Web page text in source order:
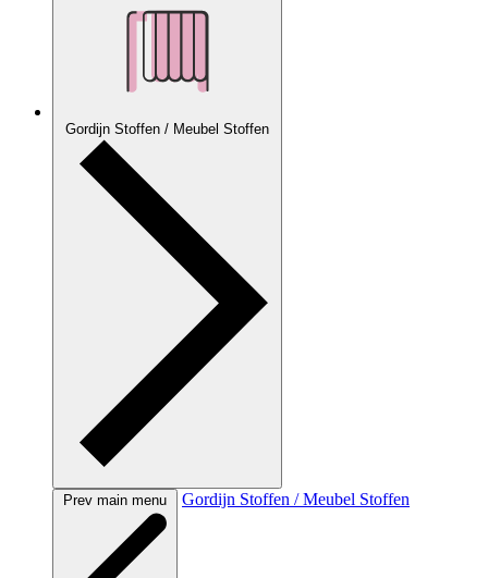
Gordijn Stoffen / Meubel Stoffen
Prev main menu Gordijn Stoffen / Meubel Stoffen